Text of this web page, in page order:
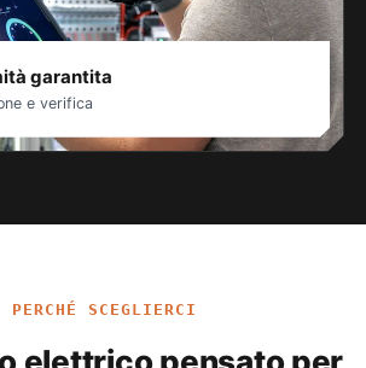
garantita
e verifica
PERCHÉ SCEGLIERCI